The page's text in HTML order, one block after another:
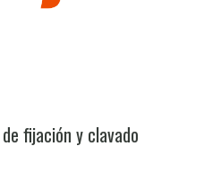
fijación y clavado